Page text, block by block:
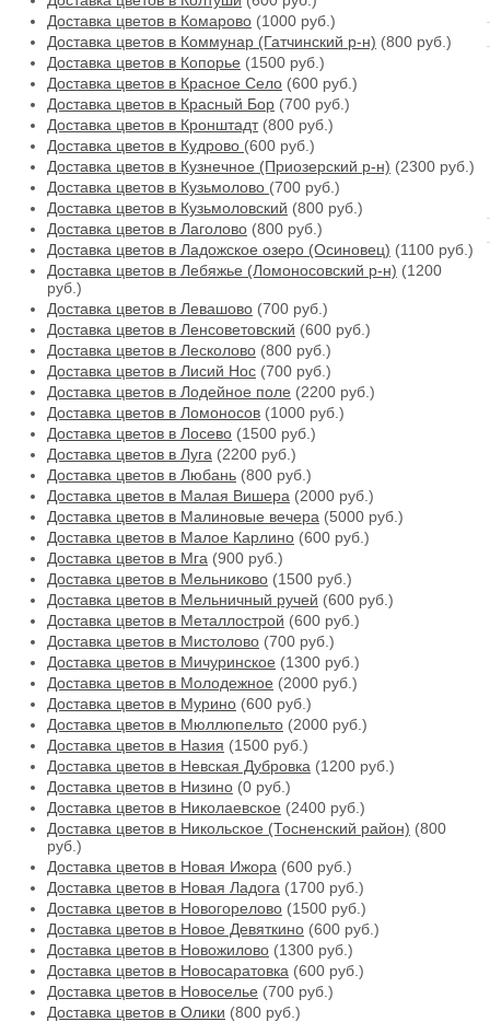
Доставка цветов в Комарово (1000 руб.)
Доставка цветов в Коммунар (Гатчинский р-н) (800 руб.)
Доставка цветов в Копорье (1500 руб.)
Доставка цветов в Красное Село (600 руб.)
Доставка цветов в Красный Бор (700 руб.)
Доставка цветов в Кронштадт(800 руб.)
Доставка цветов в Кудрово (600 руб.)
Доставка цветов в Кузнечное (Приозерский р-н) (2300 руб.)
Доставка цветов в Кузьмолово (700 руб.)
Доставка цветов в Кузьмоловский (800 руб.)
Доставка цветов в Лаголово (800 руб.)
Доставка цветов в Ладожское озеро (Осиновец) (1100 руб.)
Доставка цветов в Лебяжье (Ломоносовский р-н) (1200
руб.)
Доставка цветов в Левашово (700 руб.)
Доставка цветов в Ленсоветовский (600 руб.)
Доставка цветов в Лесколово (800 руб.)
Доставка цветов в Лисий Нос (700 руб.)
Доставка цветов в Лодейное поле (2200 руб.)
Доставка цветов в Ломоносов (1000 руб.)
Доставка цветов в Лосево (1500 руб.)
Доставка цветов в Луга (2200 руб.)
Доставка цветов в Любань (800 руб.)
Доставка цветов в Малая Вишера (2000 руб.)
Доставка цветов в Малиновые вечера (5000 руб.)
Доставка цветов в Малое Карлино (600 руб.)
Доставка цветов в Мга (900 руб.)
Доставка цветов в Мельниково (1500 руб.)
Доставка цветов в Мельничный ручей (600 руб.)
Доставка цветов в Металлострой (600 руб.)
Доставка цветов в Мистолово (700 руб.)
Доставка цветов в Мичуринское (1300 руб.)
Доставка цветов в Молодежное (2000 руб.)
Доставка цветов в Мурино (600 руб.)
Доставка цветов в Мюллюпельто (2000 руб.)
Доставка цветов в Назия (1500 руб.)
Доставка цветов в Невская Дубровка (1200 руб.)
Доставка цветов в Низино (0 руб.)
Доставка цветов в Николаевское (2400 руб.)
Доставка цветов в Никольское (Тосненский район) (800
руб.)
Доставка цветов в Новая Ижора (600 руб.)
Доставка цветов в Новая Ладога (1700 руб.)
Доставка цветов в Новогорелово (1500 руб.)
Доставка цветов в Новое Девяткино (600 руб.)
Доставка цветов в Новожилово (1300 руб.)
Доставка цветов в Новосаратовка (600 руб.)
Доставка цветов в Новоселье (700 руб.)
Доставка цветов в Олики (800 руб.)